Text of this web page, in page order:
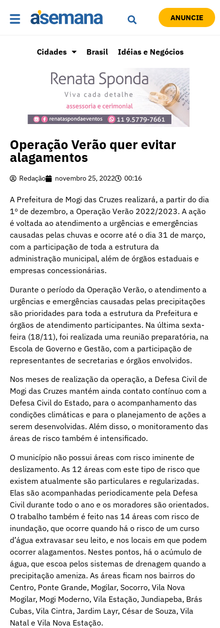
ANUNCIE
Cidades Brasil Idéias e Negócios
Operação Verão quer evitar
alagamentos
Redação novembro 25, 2022 00:16
A Prefeitura de Mogi das Cruzes realizará, a partir do dia
1º de dezembro, a Operação Verão 2022/2023. A ação
é voltada ao atendimento a urgências e emergências
causadas pelas chuvas e ocorre até o dia 31 de março,
com a participação de toda a estrutura da
administração municipal, além de órgãos estaduais e
empresas concessionárias.
Durante o período da Operação Verão, o atendimento a
urgências e emergências causadas pelas precipitações
são prioridades para toda a estrutura da Prefeitura e
órgãos de atendimento participantes. Na última sexta-
feira (18/11), foi realizada uma reunião preparatória, na
Escola de Governo e Gestão, com a participação de
representantes de secretarias e órgãos envolvidos.
Nos meses de realização da operação, a Defesa Civil de
Mogi das Cruzes mantém ainda contato contínuo com a
Defesa Civil do Estado, para o acompanhamento das
condições climáticas e para o planejamento de ações a
serem desenvolvidas. Além disso, o monitoramento das
áreas de risco também é intensificado.
O município não possui áreas com risco iminente de
deslizamento. As 12 áreas com este tipo de risco que
existem atualmente são particulares e regularizadas.
Elas são acompanhadas periodicamente pela Defesa
Civil durante todo o ano e os moradores são orientados.
O trabalho também é feito nas 14 áreas com risco de
inundação, que ocorre quando há o risco de um curso
d’água extravasar seu leito, e nos locais em que podem
ocorrer alagamentos. Nestes pontos, há o acúmulo de
água, que escoa pelos sistemas de drenagem quando a
precipitação ameniza. As áreas ficam nos bairros do
Centro, Ponte Grande, Mogilar, Socorro, Vila Nova
Mogilar, Mogi Moderno, Vila Estação, Jundiapeba, Brás
Cubas, Vila Cintra, Jardim Layr, César de Souza, Vila
Natal e Vila Nova Estação.